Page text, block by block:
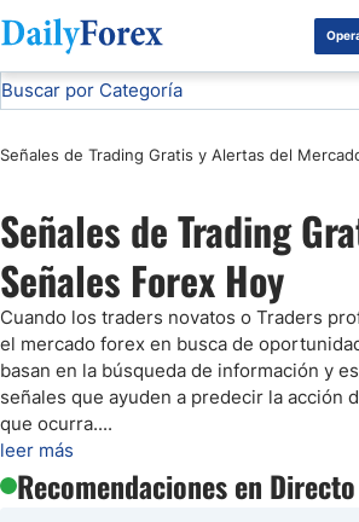
Señales de Trading Gratis y Alertas del
Divulgación del Anunciante
Buscar por Categoría
Pronóstico del Oro Hoy
Análisis de Mercados Bursátiles
Análisis y Pronóstico del Café Hoy
Pronóstico del S&P 500 Hoy
Pronóstico del EUR/USD
Pronóstico Peso Mexicano
Señales de Trading
Señales Forex Hoy
Cuando los traders novatos o Traders
el mercado forex en busca de
basan en la búsqueda de información y
señales que ayuden a predecir la acción
que ocurra....
leer más
Recomendaciones en Directo